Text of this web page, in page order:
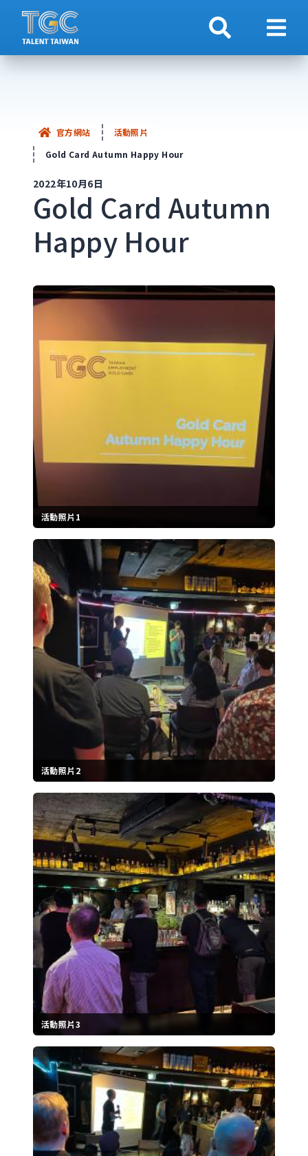
搜索 顯示
官方網站
活動照片
Gold Card Autumn Happy Hour
2022年10月6日
Gold Card Autumn
Happy Hour
<!-- This text will never be seen -->
活動照片1
活動照片2
活動照片3